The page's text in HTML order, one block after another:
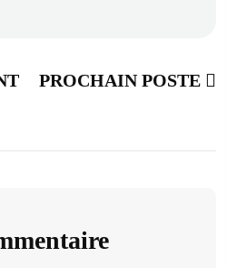
PROCHAIN POSTE